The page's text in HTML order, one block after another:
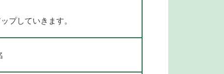
プしていきます。